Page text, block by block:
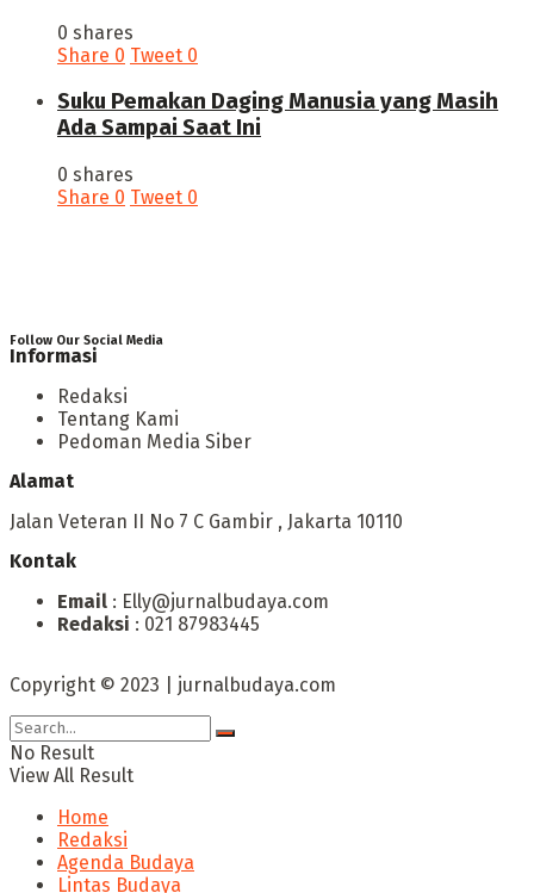
0 shares
Share 0 Tweet 0
‎Suku Pemakan Daging Manusia yang Masih
Ada Sampai Saat Ini
0 shares
Share 0 Tweet 0
Follow Our Social Media
Informasi
Redaksi
Tentang Kami
Pedoman Media Siber
Alamat
Jalan Veteran II No 7 C Gambir , Jakarta 10110
Kontak
Email : Elly@jurnalbudaya.com
Redaksi : 021 87983445
Copyright © 2023 | jurnalbudaya.com
No Result
View All Result
Home
Redaksi
Agenda Budaya
Lintas Budaya